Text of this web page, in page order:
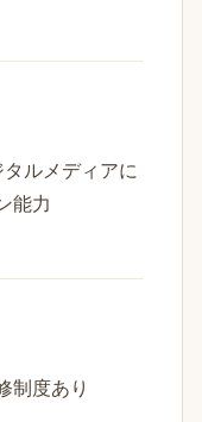
ルメディアに
能力
制度あり